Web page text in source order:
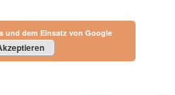
und dem Einsatz von Google